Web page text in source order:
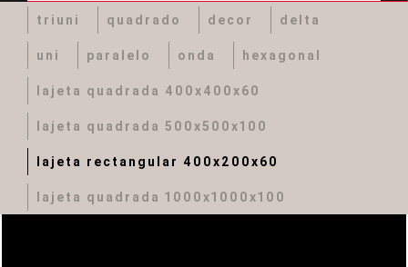
triuni quadrado decor delta
uni paralelo onda hexagonal
lajeta quadrada 400x400x60
lajeta quadrada 500x500x100
lajeta rectangular 400x200x60
lajeta quadrada 1000x1000x100